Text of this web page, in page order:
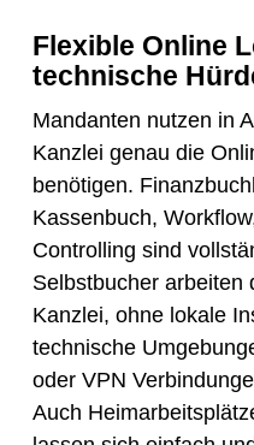
Flexible Online
technische
Mandanten nutzen in
Kanzlei genau die
benötigen.
Kassenbuch,
Controlling sind
Selbstbucher arbeiten
Kanzlei, ohne lokale
technische
oder VPN
Auch